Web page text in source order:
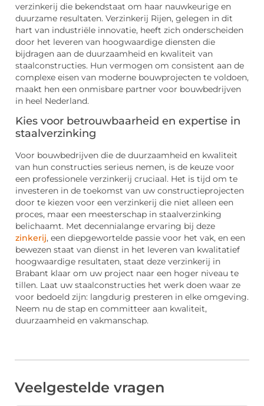
verzinkerij die bekendstaat om haar nauwkeurige en
duurzame resultaten. Verzinkerij Rijen, gelegen in dit
hart van industriële innovatie, heeft zich onderscheiden
door het leveren van hoogwaardige diensten die
bijdragen aan de duurzaamheid en kwaliteit van
staalconstructies. Hun vermogen om consistent aan de
complexe eisen van moderne bouwprojecten te voldoen,
maakt hen een onmisbare partner voor bouwbedrijven
in heel Nederland.
Kies voor betrouwbaarheid en expertise in
staalverzinking
Voor bouwbedrijven die de duurzaamheid en kwaliteit
van hun constructies serieus nemen, is de keuze voor
een professionele verzinkerij cruciaal. Het is tijd om te
investeren in de toekomst van uw constructieprojecten
door te kiezen voor een verzinkerij die niet alleen een
proces, maar een meesterschap in staalverzinking
belichaamt. Met decennialange ervaring bij deze
zinkerij, een diepgewortelde passie voor het vak, en een
bewezen staat van dienst in het leveren van kwalitatief
hoogwaardige resultaten, staat deze verzinkerij in
Brabant klaar om uw project naar een hoger niveau te
tillen. Laat uw staalconstructies het werk doen waar ze
voor bedoeld zijn: langdurig presteren in elke omgeving.
Neem nu de stap en committeer aan kwaliteit,
duurzaamheid en vakmanschap.
Veelgestelde vragen